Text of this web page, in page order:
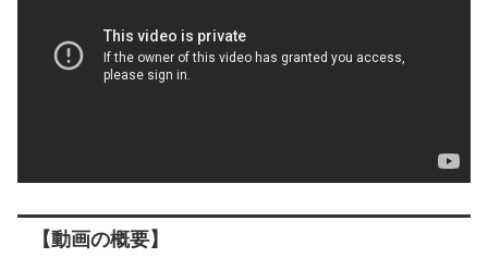
【動画の概要】